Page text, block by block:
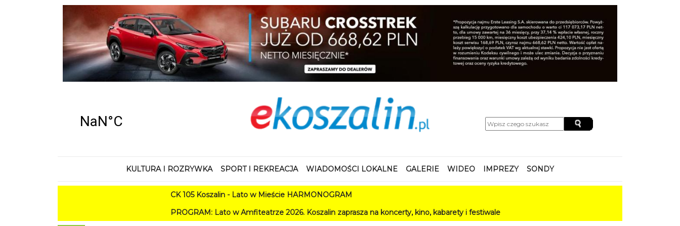
KULTURA I ROZRYWKA SPORT I REKREACJA WIADOMOŚCI LOKALNE GALERIE WIDEO IMPREZY SONDY
CK 105 Koszalin - Lato w Mieście HARMONOGRAM
PROGRAM: Lato w Amfiteatrze 2026. Koszalin zaprasza na koncerty, kino, kabarety i festiwale